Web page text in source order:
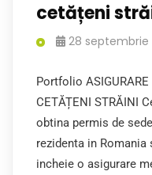
cetățeni
28 septembrie
Portfolio ASIGURARE
CETĂȚENI STRĂINI
obtina permis de
rezidenta in Romania
incheie o asigurare